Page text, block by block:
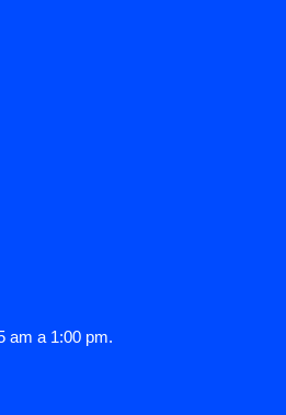
am a 1:00 pm.